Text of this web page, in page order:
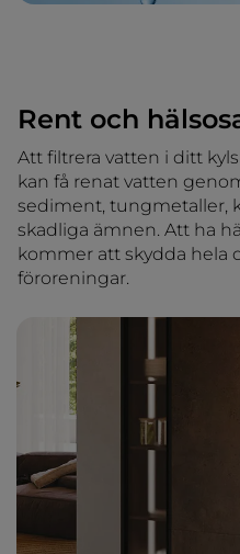
Rent och
Att filtrera vatten i ditt
kan få renat vatten
sediment, tungmetaller,
skadliga ämnen. Att ha
kommer att skydda hela
föroreningar.